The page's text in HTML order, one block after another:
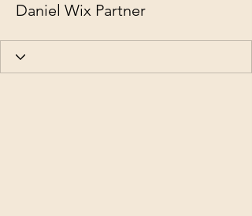
Daniel Wix Partner